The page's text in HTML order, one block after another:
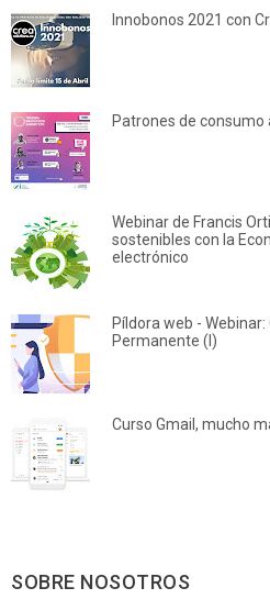
Innobonos 2021 con
Patrones de consumo
Webinar de Francis
sostenibles con la
electrónico
Píldora web -
Permanente (I)
Curso Gmail, mucho
SOBRE NOSOTROS